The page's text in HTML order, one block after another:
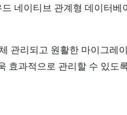
네이티브 관계형 데이터
리되고 원활한 마이그레
효과적으로 관리할 수 있도